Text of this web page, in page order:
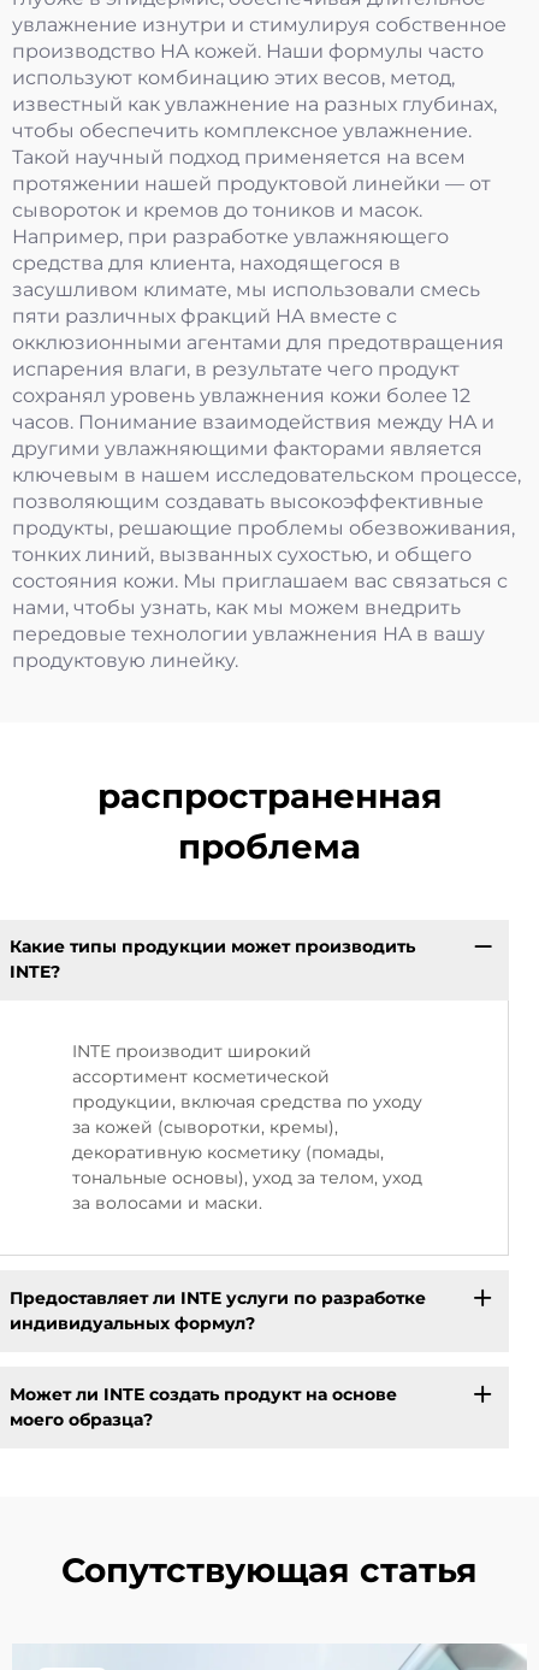
увлажнение изнутри и стимулируя собственное
производство HA кожей. Наши формулы часто
используют комбинацию этих весов, метод,
известный как увлажнение на разных глубинах,
чтобы обеспечить комплексное увлажнение.
Такой научный подход применяется на всем
протяжении нашей продуктовой линейки — от
сывороток и кремов до тоников и масок.
Например, при разработке увлажняющего
средства для клиента, находящегося в
засушливом климате, мы использовали смесь
пяти различных фракций HA вместе с
окклюзионными агентами для предотвращения
испарения влаги, в результате чего продукт
сохранял уровень увлажнения кожи более 12
часов. Понимание взаимодействия между HA и
другими увлажняющими факторами является
ключевым в нашем исследовательском процессе,
позволяющим создавать высокоэффективные
продукты, решающие проблемы обезвоживания,
тонких линий, вызванных сухостью, и общего
состояния кожи. Мы приглашаем вас связаться с
нами, чтобы узнать, как мы можем внедрить
передовые технологии увлажнения HA в вашу
продуктовую линейку.
распространенная
проблема
Какие типы продукции может производить
INTE?
INTE производит широкий
ассортимент косметической
продукции, включая средства по уходу
за кожей (сыворотки, кремы),
декоративную косметику (помады,
тональные основы), уход за телом, уход
за волосами и маски.
Предоставляет ли INTE услуги по разработке
индивидуальных формул?
Может ли INTE создать продукт на основе
моего образца?
Сопутствующая статья